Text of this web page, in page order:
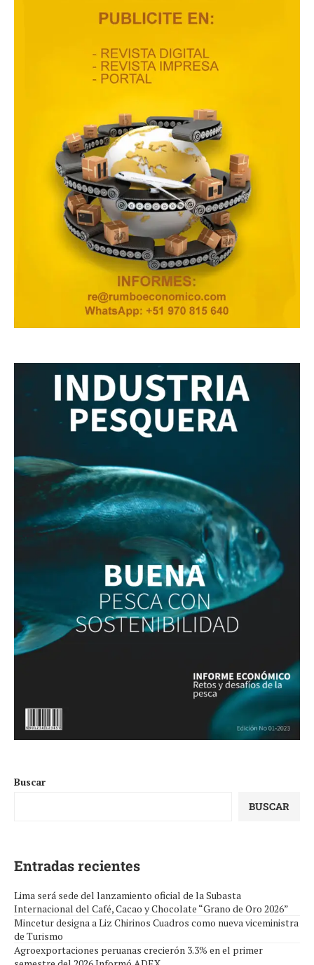
Buscar
BUSCAR
Entradas recientes
Lima será sede del lanzamiento oficial de la Subasta
Internacional del Café, Cacao y Chocolate “Grano de Oro 2026”
Mincetur designa a Liz Chirinos Cuadros como nueva viceministra
de Turismo
Agroexportaciones peruanas crecierón 3.3% en el primer